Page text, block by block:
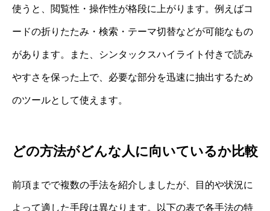
使うと、閲覧性・操作性が格段に上がります。例えばコ
ードの折りたたみ・検索・テーマ切替などが可能なもの
があります。また、シンタックスハイライト付きで読み
やすさを保った上で、必要な部分を迅速に抽出するため
のツールとして使えます。
どの方法がどんな人に向いているか比較
前項までで複数の手法を紹介しましたが、目的や状況に
よって適した手段は異なります。以下の表で各手法の特